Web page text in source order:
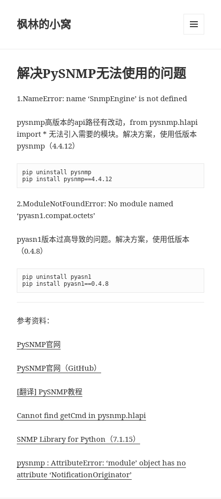
枫林的小窝
解决PySNMP无法使用的问题
1.NameError: name ‘SnmpEngine’ is not defined
pysnmp高版本的api路径有改动，from pysnmp.hlapi
import * 无法引入需要的模块。解决方案，使用低版本
pysnmp（4.4.12）
pip uninstall pysnmp
pip install pysnmp==4.4.12
2.ModuleNotFoundError: No module named
‘pyasn1.compat.octets’
pyasn1版本过高导致的问题。解决方案，使用低版本
（0.4.8）
pip uninstall pyasn1
pip install pyasn1==0.4.8
参考资料：
PySNMP官网
PySNMP官网（GitHub）
[翻译] PySNMP教程
Cannot find getCmd in pysnmp.hlapi
SNMP Library for Python（7.1.15）
pysnmp : AttributeError: ‘module’ object has no
attribute ‘NotificationOriginator’